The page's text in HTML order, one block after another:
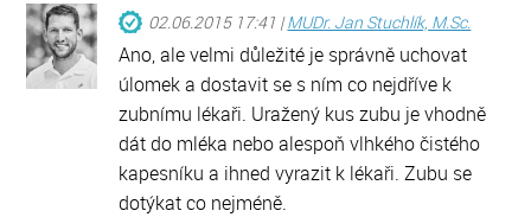
02.06.2015 17:41 |MUDr. Jan Stuchlík, M.Sc.
Ano, ale velmi důležité je správně uchovat
úlomek a dostavit se s ním co nejdříve k
zubnímu lékaři. Uražený kus zubu je vhodně
dát do mléka nebo alespoň vlhkého čistého
kapesníku a ihned vyrazit k lékaři. Zubu se
dotýkat co nejméně.